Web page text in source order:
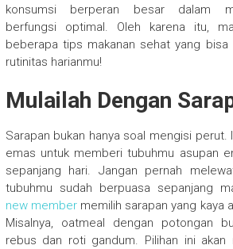
konsumsi berperan besar dalam
berfungsi optimal. Oleh karena itu,
beberapa tips makanan sehat yang bisa
rutinitas harianmu!
Mulailah Dengan
Sarapan bukan hanya soal mengisi perut.
emas untuk memberi tubuhmu asupan
sepanjang hari. Jangan pernah
tubuhmu sudah berpuasa sepanjang
new membermemilih sarapan yang kaya
Misalnya, oatmeal dengan potongan
rebus dan roti gandum. Pilihan ini akan